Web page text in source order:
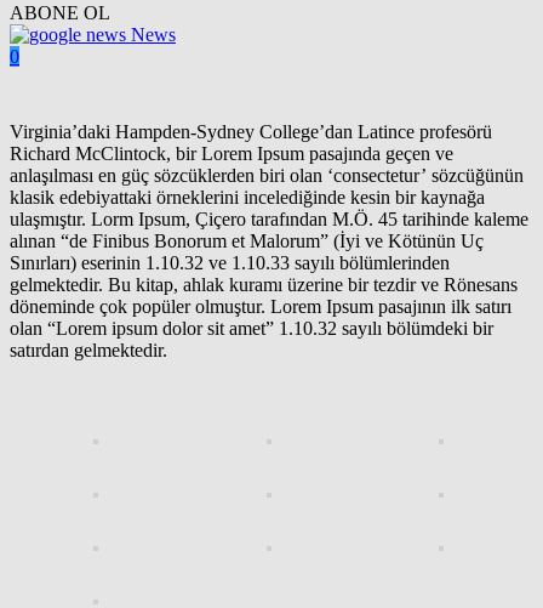
ABONE OL
News
0
Virginia’daki Hampden-Sydney College’dan Latince profesörü
Richard McClintock, bir Lorem Ipsum pasajında geçen ve
anlaşılması en güç sözcüklerden biri olan ‘consectetur’ sözcüğünün
klasik edebiyattaki örneklerini incelediğinde kesin bir kaynağa
ulaşmıştır. Lorm Ipsum, Çiçero tarafından M.Ö. 45 tarihinde kaleme
alınan “de Finibus Bonorum et Malorum” (İyi ve Kötünün Uç
Sınırları) eserinin 1.10.32 ve 1.10.33 sayılı bölümlerinden
gelmektedir. Bu kitap, ahlak kuramı üzerine bir tezdir ve Rönesans
döneminde çok popüler olmuştur. Lorem Ipsum pasajının ilk satırı
olan “Lorem ipsum dolor sit amet” 1.10.32 sayılı bölümdeki bir
satırdan gelmektedir.